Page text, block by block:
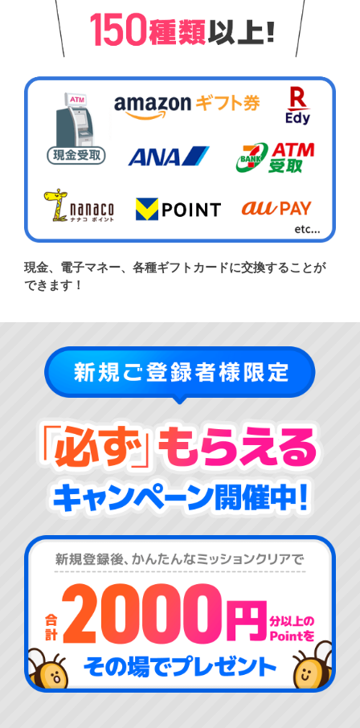
現金、電子マネー、各種ギフトカードに交換することが
できます！